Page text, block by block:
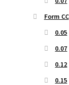
Form CC
0.05
0.07
0.12
0.15